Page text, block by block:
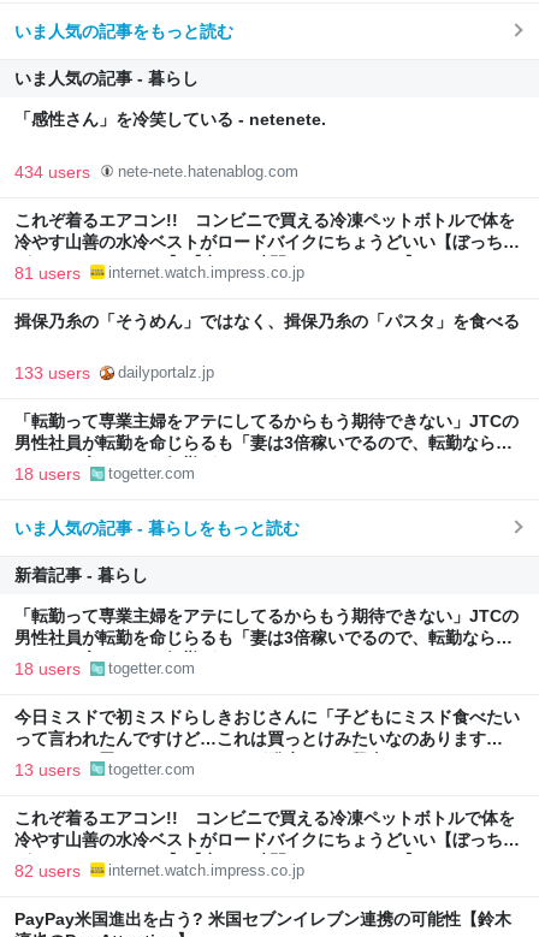
いま人気の記事をもっと読む
いま人気の記事 - 暮らし
「感性さん」を冷笑している - netenete.
434 users nete-nete.hatenablog.com
これぞ着るエアコン!! コンビニで買える冷凍ペットボトルで体を
冷やす山善の水冷ベストがロードバイクにちょうどいい【ぼっち・
ざ・ろーど！その14】【空いた時間でなにしてる？】
81 users internet.watch.impress.co.jp
揖保乃糸の「そうめん」ではなく、揖保乃糸の「パスタ」を食べる
133 users dailyportalz.jp
「転勤って専業主婦をアテにしてるからもう期待できない」JTCの
男性社員が転勤を命じらるも「妻は3倍稼いでるので、転勤なら辞
める」と言ったら、転勤がなくなった
18 users togetter.com
いま人気の記事 - 暮らしをもっと読む
新着記事 - 暮らし
「転勤って専業主婦をアテにしてるからもう期待できない」JTCの
男性社員が転勤を命じらるも「妻は3倍稼いでるので、転勤なら辞
める」と言ったら、転勤がなくなった
18 users togetter.com
今日ミスドで初ミスドらしきおじさんに「子どもにミスド食べたい
って言われたんですけど…これは買っとけみたいなのあります
か…？」と尋ねられるイベントが発生して、興奮した
13 users togetter.com
これぞ着るエアコン!! コンビニで買える冷凍ペットボトルで体を
冷やす山善の水冷ベストがロードバイクにちょうどいい【ぼっち・
ざ・ろーど！その14】【空いた時間でなにしてる？】
82 users internet.watch.impress.co.jp
PayPay米国進出を占う? 米国セブンイレブン連携の可能性【鈴木